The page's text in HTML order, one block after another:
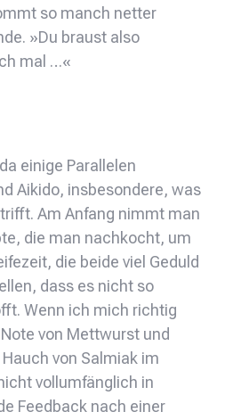
so manch netter
»Du braust also
mal …«
einige Parallelen
Aikido, insbesondere, was
Am Anfang nimmt man
die man nachkocht, um
die beide viel Geduld
dass es nicht so
Wenn ich mich richtig
von Mettwurst und
von Salmiak im
vollumfänglich in
Feedback nach einer